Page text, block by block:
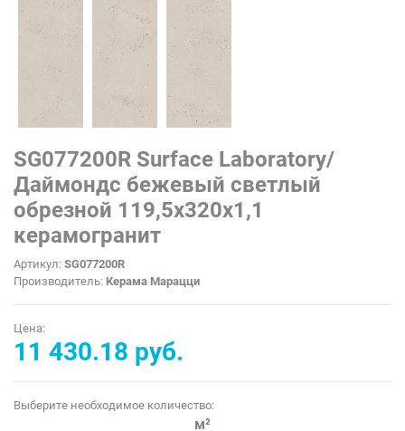
SG077200R Surface Laboratory/
Даймондс бежевый светлый
обрезной 119,5x320x1,1
керамогранит
Артикул: SG077200R
Производитель: Керама Марацци
Цена:
11 430.18 руб.
Выберите необходимое количество:
м²